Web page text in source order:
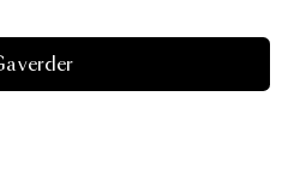
van Moooi
verder